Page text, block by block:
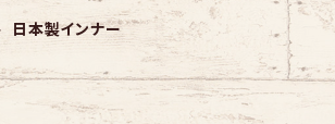
日本製インナー